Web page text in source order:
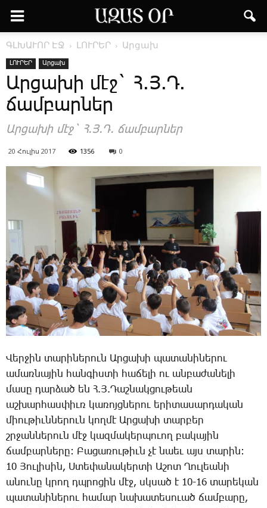
ԳԼԽԱՒՈՐ ԷՋ ԼՈՒՐԵՐ Արցախ
ԼՈՒՐԵՐ Արցախ
Արցախի մէջ` Հ.Յ.Դ.
ճամբարներ
Արցախի մէջ` Հ.Յ.Դ. ճամբարներ
20 Հուլիս 2017 1356 0
­Վեր­ջին տա­րի­նե­րուն Ար­ցա­խի պա­տա­նի­նե­րու
ա­մառ­նա­յին հան­գիս­տի հա­ճե­լի ու ան­բա­ժա­նե­լի
մա­սը դար­ձած են Հ.Յ.­Դաշ­նակ­ցու­թեան
աշ­խար­հաս­փիւռ կա­ռոյց­նե­րու ե­րի­տա­սար­դա­կան
միու­թիւն­նե­րուն կող­մէ Ար­ցա­խի տար­բեր
շրջան­նե­րուն մէջ կազ­մա­կեր­պո­ւող բա­կա­յին
ճամ­բար­նե­րը: ­Բա­ցա­ռու­թիւն չէ նաեւ այս տա­րին:
10 ­Յու­լի­սին, Ս­տե­փա­նա­կեր­տի Ա­շոտ ­Ղու­լեա­նի
ա­նու­նը կրող դպրո­ցին մէջ, սկսած է 10-16 տա­րե­կան
պա­տա­նի­նե­րու հա­մար նա­խա­տե­սո­ւած ճամ­բա­րը,